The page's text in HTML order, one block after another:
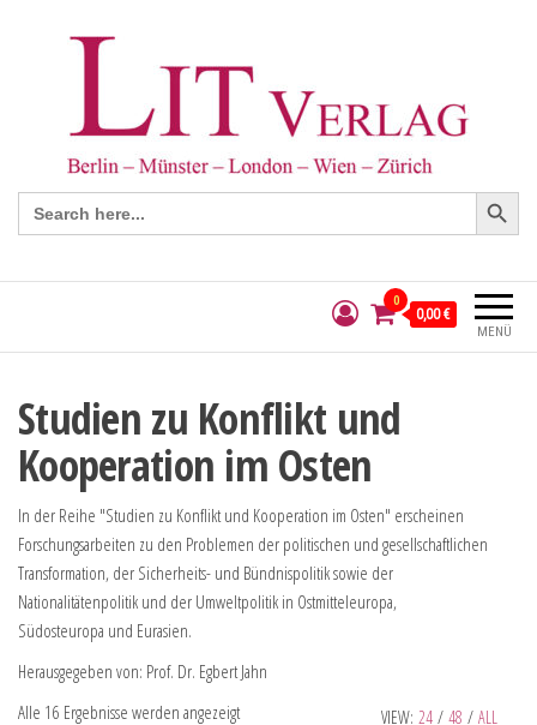
Search
for:
Search Button
MENÜ
0
0,00 €
Studien zu Konflikt und
Kooperation im Osten
In der Reihe "Studien zu Konflikt und Kooperation im Osten" erscheinen
Forschungsarbeiten zu den Problemen der politischen und gesellschaftlichen
Transformation, der Sicherheits- und Bündnispolitik sowie der
Nationalitätenpolitik und der Umweltpolitik in Ostmitteleuropa,
Südosteuropa und Eurasien.
Herausgegeben von: Prof. Dr. Egbert Jahn
VIEW: 24 / 48 / ALL
Alle 16 Ergebnisse werden angezeigt